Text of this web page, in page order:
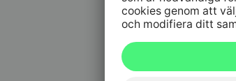
Kundtjänst
010 76 5810(lna/mta)